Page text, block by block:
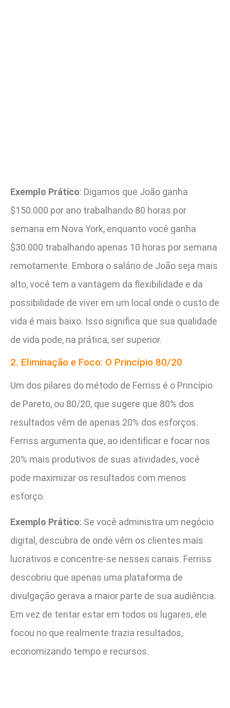
Exemplo Prático: Digamos que João ganha
$150.000 por ano trabalhando 80 horas por
semana em Nova York, enquanto você ganha
$30.000 trabalhando apenas 10 horas por semana
remotamente. Embora o salário de João seja mais
alto, você tem a vantagem da flexibilidade e da
possibilidade de viver em um local onde o custo de
vida é mais baixo. Isso significa que sua qualidade
de vida pode, na prática, ser superior.
2. Eliminação e Foco: O Princípio 80/20
Um dos pilares do método de Ferriss é o Princípio
de Pareto, ou 80/20, que sugere que 80% dos
resultados vêm de apenas 20% dos esforços.
Ferriss argumenta que, ao identificar e focar nos
20% mais produtivos de suas atividades, você
pode maximizar os resultados com menos
esforço.
Exemplo Prático: Se você administra um negócio
digital, descubra de onde vêm os clientes mais
lucrativos e concentre-se nesses canais. Ferriss
descobriu que apenas uma plataforma de
divulgação gerava a maior parte de sua audiência.
Em vez de tentar estar em todos os lugares, ele
focou no que realmente trazia resultados,
economizando tempo e recursos.